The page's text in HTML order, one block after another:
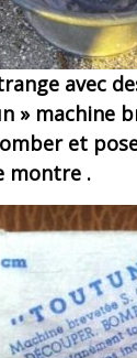
avec
» machine
et
montre .